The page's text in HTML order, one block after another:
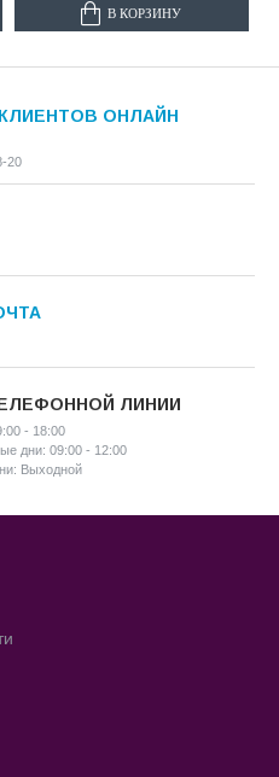
В КОРЗИНУ
ОНЛАЙН
20
ЛИНИИ
- 18:00
дни: 09:00 - 12:00
Выходной